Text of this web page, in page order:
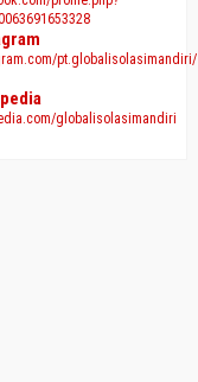
pt.globalisolasimandiri/
globalisolasimandiri